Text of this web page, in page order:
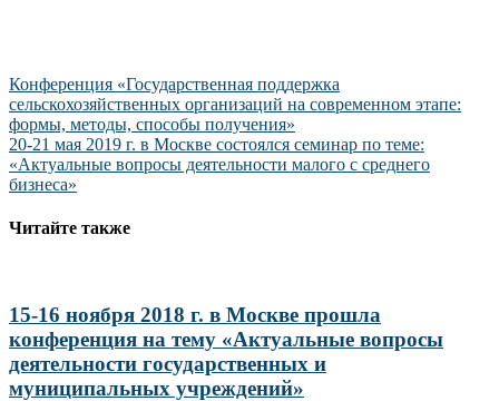
Навигация
по
записям
Конференция «Государственная поддержка
сельскохозяйственных организаций на современном этапе:
формы, методы, способы получения»
20-21 мая 2019 г. в Москве состоялся семинар по теме:
«Актуальные вопросы деятельности малого с среднего
бизнеса»
Читайте также
15-16 ноября 2018 г. в Москве прошла
конференция на тему «Актуальные вопросы
деятельности государственных и
муниципальных учреждений»